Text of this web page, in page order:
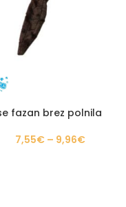
fazan brez polnila
7,55€ – 9,96€